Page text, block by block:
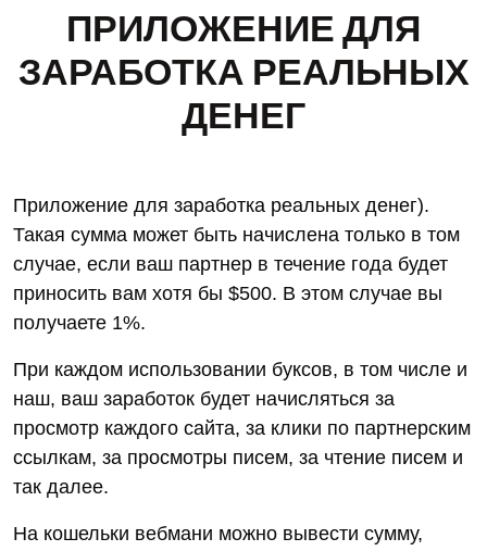
ПРИЛОЖЕНИЕ ДЛЯ
ЗАРАБОТКА РЕАЛЬНЫХ
ДЕНЕГ
Приложение для заработка реальных денег).
Такая сумма может быть начислена только в том
случае, если ваш партнер в течение года будет
приносить вам хотя бы $500. В этом случае вы
получаете 1%.
При каждом использовании буксов, в том числе и
наш, ваш заработок будет начисляться за
просмотр каждого сайта, за клики по партнерским
ссылкам, за просмотры писем, за чтение писем и
так далее.
На кошельки вебмани можно вывести сумму,